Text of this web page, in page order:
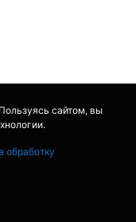
сайтом, вы
обработку